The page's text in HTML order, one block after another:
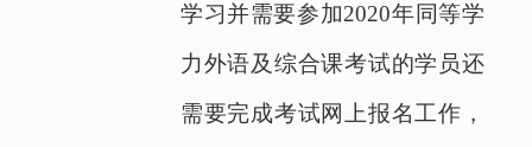
学习并需要参加2020年同等学
力外语及综合课考试的学员还
需要完成考试网上报名工作，